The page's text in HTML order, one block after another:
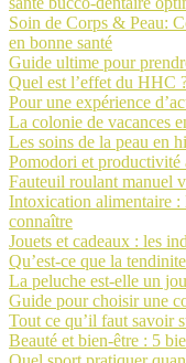
Soin de Corps & Peau:
en bonne santé
Guide ultime pour
Quel est l’effet du HHC
Pour une expérience
La colonie de vacances
Les soins de la peau en
Pomodori et productivité
Fauteuil roulant manuel
Intoxication alimentaire :
connaître
Jouets et cadeaux : les
Qu’est-ce que la
La peluche est-elle un
Guide pour choisir une
Tout ce qu’il faut savoir
Beauté et bien-être : 5